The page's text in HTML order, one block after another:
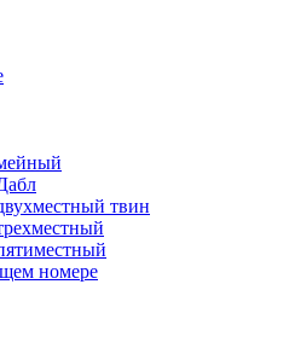
твин
номере